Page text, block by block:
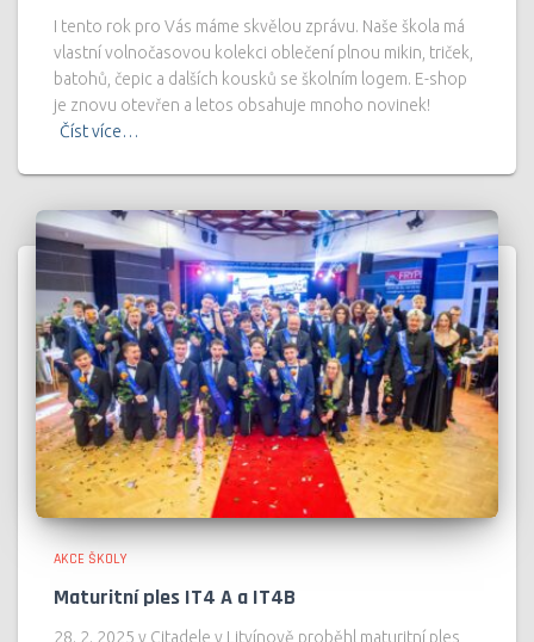
I tento rok pro Vás máme skvělou zprávu. Naše škola má
vlastní volnočasovou kolekci oblečení plnou mikin, triček,
batohů, čepic a dalších kousků se školním logem. E-shop
je znovu otevřen a letos obsahuje mnoho novinek!
Číst více…
AKCE ŠKOLY
Maturitní ples IT4 A a IT4B
28. 2. 2025 v Citadele v Litvínově proběhl maturitní ples